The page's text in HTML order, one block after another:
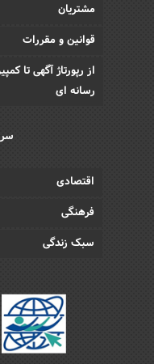
مشتریان
قوانین و مقررات
از رپورتاژ آگهی تا
رسانه ای
اقتصادی
فرهنگی
سبک زندگی